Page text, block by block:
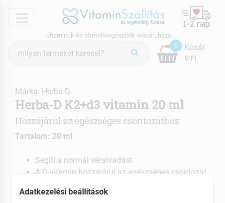
menu
vitaminok és étrendkiegészítők webáruháza
keresés
0
0 Ft
Kosár
Márka: Herba-D
Herba-D K2+d3 vitamin 20 ml
Hozzájárul az egészséges csontozathoz
Tartalom: 20 ml
Segíti a normál véralvadást
A D-vitamin hozzájárul az egészséges csontozat,
fenntartásához
Adatkezelési beállítások